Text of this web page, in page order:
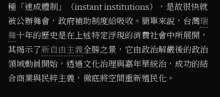
種「速成體制」（instant institutions），是故很快就
被公辦舞會，政府補助制度給吸收。簡單來說，台灣瑞
舞十年的歷史是在上述特定浮現的消費社會中所展開，
其揭示了新自由主義全勝之景，它由政治解嚴後的政治
領域動員開始，透過文化治理與嘉年華統治，成功的結
合商業與民粹主義，徹底將空間重新殖民化。